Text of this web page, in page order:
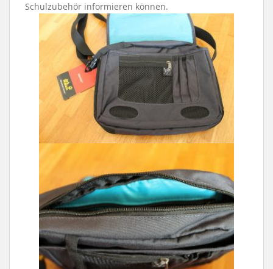
Schulzubehör informieren können.